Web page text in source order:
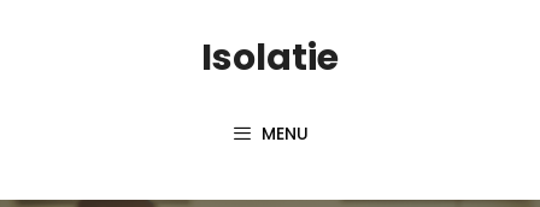
Isolatie
MENU